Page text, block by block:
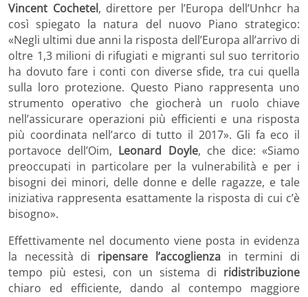
Vincent Cochetel, direttore per l’Europa dell’Unhcr ha
così spiegato la natura del nuovo Piano strategico:
«Negli ultimi due anni la risposta dell’Europa all’arrivo di
oltre 1,3 milioni di rifugiati e migranti sul suo territorio
ha dovuto fare i conti con diverse sfide, tra cui quella
sulla loro protezione. Questo Piano rappresenta uno
strumento operativo che giocherà un ruolo chiave
nell’assicurare operazioni più efficienti e una risposta
più coordinata nell’arco di tutto il 2017». Gli fa eco il
portavoce dell’Oim, Leonard Doyle, che dice: «Siamo
preoccupati in particolare per la vulnerabilità e per i
bisogni dei minori, delle donne e delle ragazze, e tale
iniziativa rappresenta esattamente la risposta di cui c’è
bisogno».
Effettivamente nel documento viene posta in evidenza
la necessità di ripensare l’accoglienzain termini di
tempo più estesi, con un sistema di ridistribuzione
chiaro ed efficiente, dando al contempo maggiore